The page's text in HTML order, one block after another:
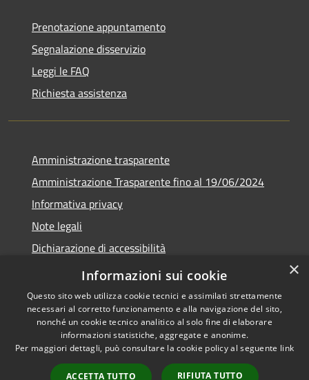
Prenotazione appuntamento
Segnalazione disservizio
Leggi le FAQ
Richiesta assistenza
Amministrazione trasparente
Amministrazione Trasparente fino al 19/06/2024
Informativa privacy
Note legali
Dichiarazione di accessibilità
Meccanismo di feedback
Accessibilità
Copyright © 2026 • Comune di
Lorenzago di Cadore • Powered
byMunicipium Accesso
×
Informazioni sui cookie
Questo sito web utilizza cookie tecnici e assimilati strettamente
necessari al corretto funzionamento e alla navigazione del sito,
nonché un cookie tecnico analitico al solo fine di elaborare
informazioni statistiche, aggregate e anonime.
Per maggiori dettagli, può consultare la cookie policy al seguente link
ACCETTA TUTTO RIFIUTA TUTTO